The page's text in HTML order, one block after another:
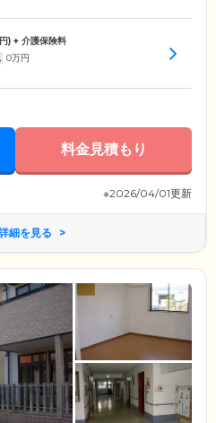
) + 介護保険料
0万円
料金見積もり
※2026/04/01更新
細を見る